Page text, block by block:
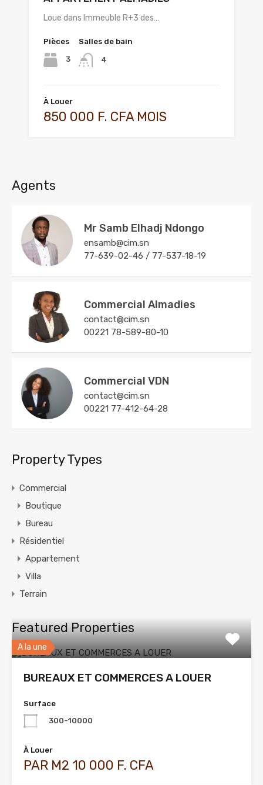
Loue dans Immeuble R+3 des…
Pièces
3
Salles de bain
4
À Louer
850 000 F. CFA MOIS
Agents
Mr Samb Elhadj Ndongo
ensamb@cim.sn
77-639-02-46 / 77-537-18-19
Commercial Almadies
contact@cim.sn
00221 78-589-80-10
Commercial VDN
contact@cim.sn
00221 77-412-64-28
Property Types
Commercial
Boutique
Bureau
Résidentiel
Appartement
Villa
Terrain
Featured Properties
A la une
BUREAUX ET COMMERCES A LOUER
Surface
300-10000
À Louer
PAR M2 10 000 F. CFA